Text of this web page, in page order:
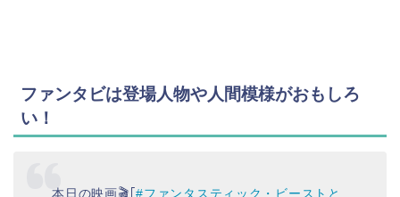
ファンタビは登場人物や人間模様がおもしろ
い！
本日の映画🎬｢#ファンタスティック・ビーストと